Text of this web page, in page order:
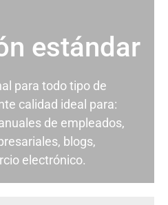
estándar
para todo tipo de
calidad ideal para:
de empleados,
blogs,
electrónico.